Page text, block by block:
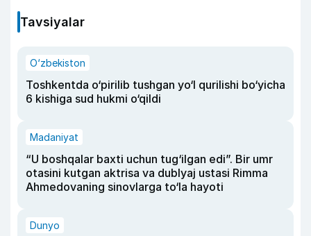
Tavsiyalar
O‘zbekiston
Toshkentda o‘pirilib tushgan yo‘l qurilishi bo‘yicha
6 kishiga sud hukmi o‘qildi
Madaniyat
“U boshqalar baxti uchun tug‘ilgan edi”. Bir umr
otasini kutgan aktrisa va dublyaj ustasi Rimma
Ahmedovaning sinovlarga to‘la hayoti
Dunyo